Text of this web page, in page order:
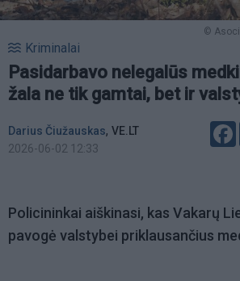
©
Kriminalai
Pasidarbavo nelegalūs
žala ne tik gamtai, bet ir
Darius Čiužauskas, VE.LT
2026-06-02 12:33
Policininkai aiškinasi, kas Vakarų
pavogė valstybei priklausančius